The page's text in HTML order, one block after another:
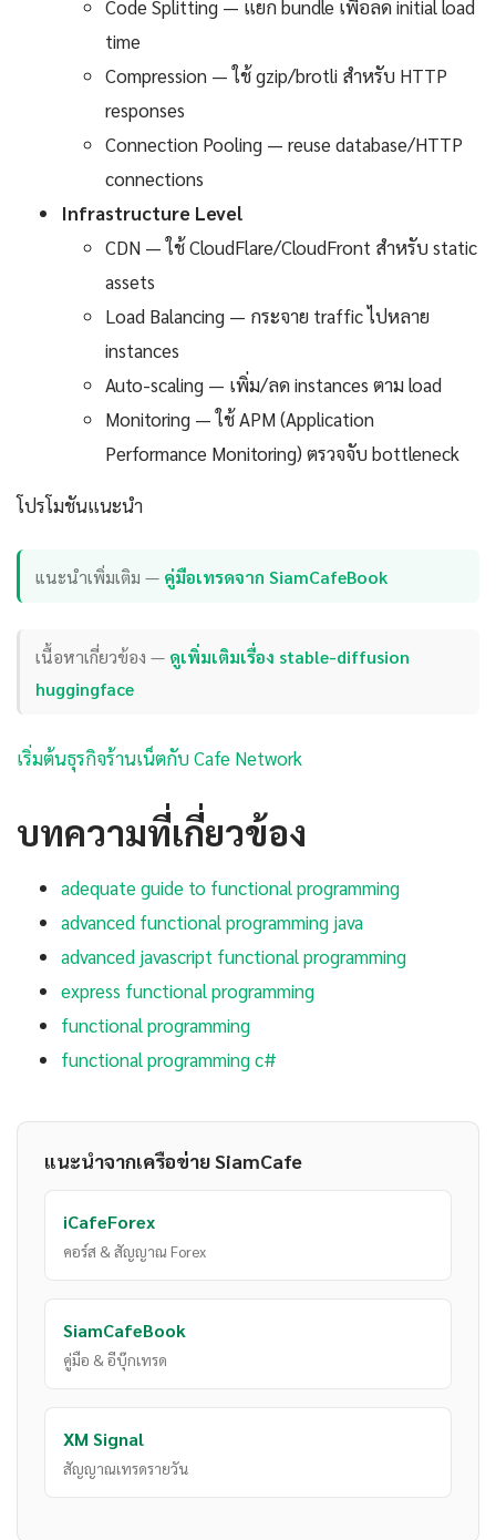
Code Splitting — แยก bundle เพื่อลด initial load
time
Compression — ใช้ gzip/brotli สำหรับ HTTP
responses
Connection Pooling — reuse database/HTTP
connections
Infrastructure Level
CDN — ใช้ CloudFlare/CloudFront สำหรับ static
assets
Load Balancing — กระจาย traffic ไปหลาย
instances
Auto-scaling — เพิ่ม/ลด instances ตาม load
Monitoring — ใช้ APM (Application
Performance Monitoring) ตรวจจับ bottleneck
โปรโมชันแนะนำ
แนะนำเพิ่มเติม — คู่มือเทรดจาก SiamCafeBook
เนื้อหาเกี่ยวข้อง — ดูเพิ่มเติมเรื่อง stable-diffusion
huggingface
เริ่มต้นธุรกิจร้านเน็ตกับ Cafe Network
บทความที่เกี่ยวข้อง
adequate guide to functional programming
advanced functional programming java
advanced javascript functional programming
express functional programming
functional programming
functional programming c#
แนะนำจากเครือข่าย SiamCafe
iCafeForex
คอร์ส & สัญญาณ Forex
SiamCafeBook
คู่มือ & อีบุ๊กเทรด
XM Signal
สัญญาณเทรดรายวัน